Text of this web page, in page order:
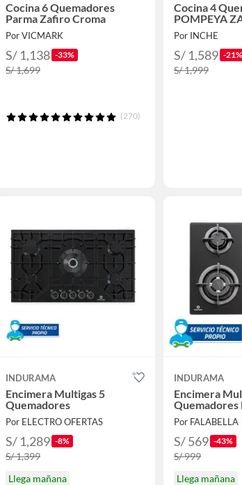
Cocina 6 Quemadores
Parma Zafiro Croma
Por VICMARK
S/ 1,138 -33%
S/ 1,699
(270)
Cocina 4
POMPEYA
Por INCHE
S/ 1,589 -21%
S/ 1,999
INDURAMA
Encimera Multigas 5
Quemadores
Por ELECTRO OFERTAS
S/ 1,289 -8%
S/ 1,399
Llega mañana
INDURAMA
Encimera
Quemadores
Por FALABELLA
S/ 569 -43%
S/ 999
Llega mañana